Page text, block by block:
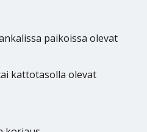
paikoissa olevat
kattotasolla olevat